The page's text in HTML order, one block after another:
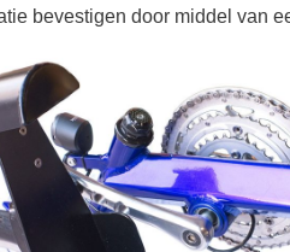
bevestigen door middel van